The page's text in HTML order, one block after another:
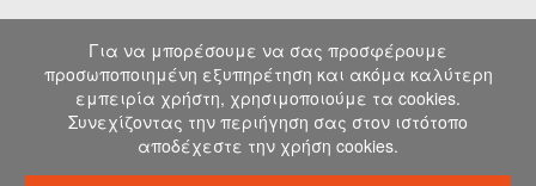
Επικοινωνία
Για οποιαδήποτε ερώτηση σας μπορείτε να
επικοινωνήσετε μαζί μας στα παρακάτω στοιχεία.
Μιχελιδάκη 19, Ηράκλειο, 71202, Κρήτη
Για να μπορέσουμε να σας προσφέρουμε
προσωποποιημένη εξυπηρέτηση και ακόμα καλύτερη
εμπειρία χρήστη, χρησιμοποιούμε τα cookies.
Συνεχίζοντας την περιήγηση σας στον ιστότοπο
αποδέχεστε την χρήση cookies.